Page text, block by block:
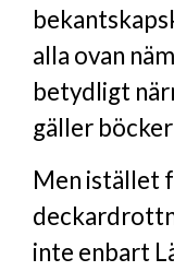
alla ovan
betydligt
gäller
Men istället
inte enbart